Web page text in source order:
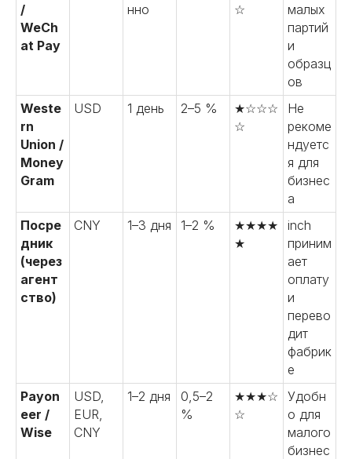
/
WeCh
at Pay
нно
☆
малых
партий
и
образц
ов
Weste
rn
Union /
Money
Gram
USD 1 день 2–5 %
★☆☆☆
☆
Не
рекоме
ндуетс
я для
бизнес
а
Посре
дник
(через
агент
ство)
CNY 1–3 дня 1–2 %
★★★★
★
inch
приним
ает
оплату
и
перево
дит
фабрик
е
Payon
eer /
Wise
USD,
EUR,
CNY
1–2 дня
0,5–2
%
★★★☆
☆
Удобн
о для
малого
бизнес